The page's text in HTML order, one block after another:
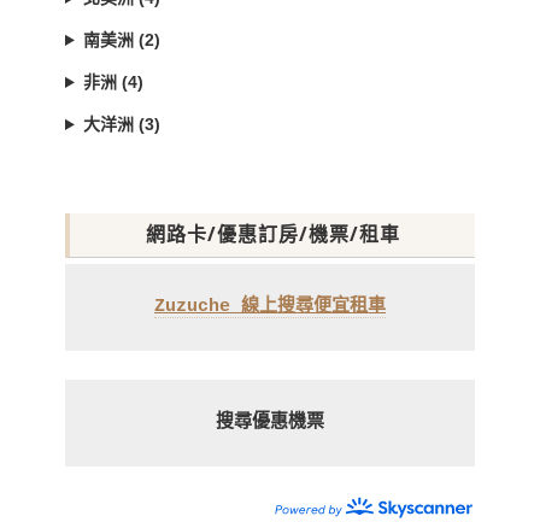
南美洲 (2)
非洲 (4)
大洋洲 (3)
網路卡/優惠訂房/機票/租車
Zuzuche 線上搜尋便宜租車
搜尋優惠機票